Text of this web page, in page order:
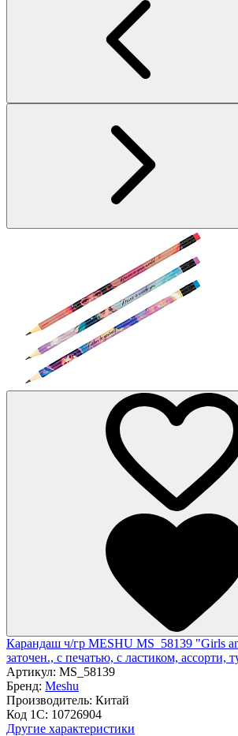
Карандаш ч/гр MESHU MS_58139 "Girls
заточен., с печатью, с ластиком, ассорти,
Артикул: MS_58139
Бренд: Meshu
Производитель: Китай
Код 1С: 10726904
Другие характеристики